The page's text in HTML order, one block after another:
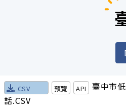
CSV 預覽 API
臺中市
話.CSV